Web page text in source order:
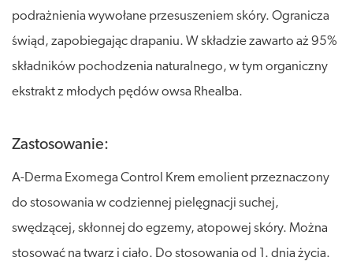
podrażnienia wywołane przesuszeniem skóry. Ogranicza
świąd, zapobiegając drapaniu. W składzie zawarto aż 95%
składników pochodzenia naturalnego, w tym organiczny
ekstrakt z młodych pędów owsa Rhealba.
Zastosowanie:
A-Derma Exomega Control Krem emolient przeznaczony
do stosowania w codziennej pielęgnacji suchej,
swędzącej, skłonnej do egzemy, atopowej skóry. Można
stosować na twarz i ciało. Do stosowania od 1. dnia życia.